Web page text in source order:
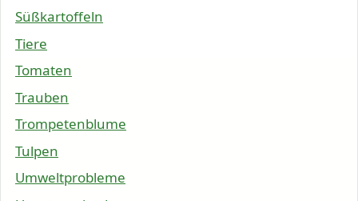
Süßkartoffeln
Tiere
Tomaten
Trauben
Trompetenblume
Tulpen
Umweltprobleme